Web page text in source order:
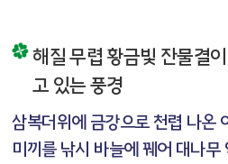
해질 무렵 황금빛 잔물결
고 있는 풍경
삼복더위에 금강으로 천렵 나온
미끼를 낚시 바늘에 꿰어 대나무